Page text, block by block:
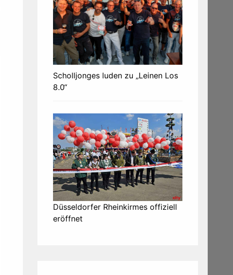
Scholljonges luden zu „Leinen Los
8.0“
Düsseldorfer Rheinkirmes offiziell
eröffnet